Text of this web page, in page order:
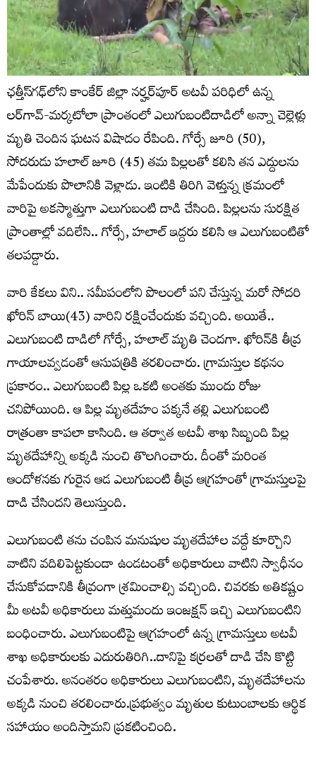
ఛత్తీస్‌గఢ్‌లోని కాంకేర్ జిల్లా నర్హర్‌పూర్ అటవీ పరిధిలో ఉన్న
లర్‌గావ్-మర్కటోలా ప్రాంతంలో ఎలుగుబంటిదాడిలో అన్నా చెల్లెళ్లు
మృతి చెందిన ఘటన విషాదం రేపింది. గోర్సే జూరి (50),
సోదరుడు హలాల్ జూరి (45) తమ పిల్లలతో కలిసి తన ఎద్దులను
మేపేందుకు పొలానికి వెళ్లాడు. ఇంటికి తిరిగి వెళ్తున్న క్రమంలో
వారిపై అకస్మాత్తుగా ఎలుగుబంటి దాడి చేసింది. పిల్లలను సురక్షిత
ప్రాంతాల్లో వదిలేసి.. గోర్సే, హలాల్ ఇద్దరు కలిసి ఆ ఎలుగుబంటితో
తలపడ్డారు.
వారి కేకలు విని.. సమీపంలోని పొలంలో పని చేస్తున్న మరో సోదరి
ఖోరిన్ బాయి(43) వారిని రక్షించేందుకు వచ్చింది. అయితే..
ఎలుగుబంటి దాడిలో గోర్సే, హలాల్ మృతి చెందగా. ఖోరిన్‌కి తీవ్ర
గాయాలవ్వడంతో ఆసుపత్రికి తరలించారు. గ్రామస్తుల కథనం
ప్రకారం.. ఎలుగుబంటి పిల్ల ఒకటి అంతకు ముందు రోజు
చనిపోయింది. ఆ పిల్ల మృతదేహం పక్కనే తల్లి ఎలుగుబంటి
రాత్రంతా కాపలా కాసింది. ఆ తర్వాత అటవీ శాఖ సిబ్బంది పిల్ల
మృతదేహాన్ని అక్కడి నుంచి తొలగించారు. దీంతో మరింత
ఆందోళనకు గురైన ఆడ ఎలుగుబంటి తీవ్ర ఆగ్రహంతో గ్రామస్తులపై
దాడి చేసిందని తెలుస్తుంది.
ఎలుగుబంటి తను చంపిన మనుషుల మృతదేహాల వద్దే కూర్చొని
వాటిని వదిలిపెట్టకుండా ఉండటంతో అధికారులు వాటిని స్వాధీనం
చేసుకోవడానికి తీవ్రంగా శ్రమించాల్సి వచ్చింది. చివరకు అతికష్టం
మీ అటవీ అధికారులు మత్తుమందు ఇంజక్షన్ ఇచ్చి ఎలుగుబంటిని
బంధించారు. ఎలుగుబంటిపై ఆగ్రహంలో ఉన్న గ్రామస్తులు అటవీ
శాఖ అధికారులకు ఎదురుతిరిగి..దానిపై కర్రలతో దాడి చేసి కొట్టి
చంపేశారు. అనంతరం అధికారులు ఎలుగుబంటిని, మృతదేహాలను
అక్కడి నుంచి తరలించారు.ప్రభుత్వం మృతుల కుటుంబాలకు ఆర్థిక
సహాయం అందిస్తామని ప్రకటించింది.